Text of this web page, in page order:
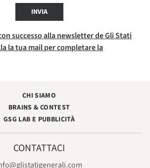
INVIA
successo alla newsletter de Gli Stati
la tua mail per completare la
CHI SIAMO
BRAINS & CONTEST
GSG LAB E PUBBLICITÀ
CONTATTACI